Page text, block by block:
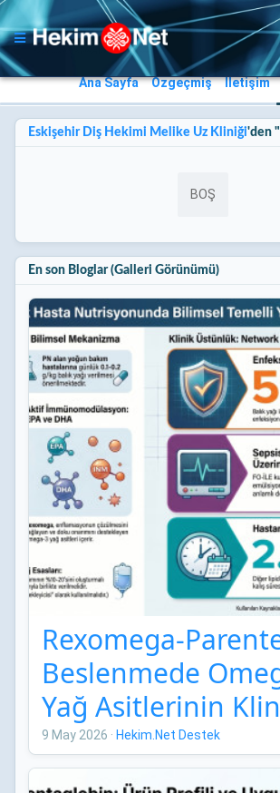
Ana Sayfa Özgeçmiş İletişim
Eskişehir Diş Hekimi Melike Uz Kliniği'den
BOŞ
En son Bloglar (Galleri Görünümü)
Rexomega-
Beslenmede
Yağ Asitlerinin
Etkileri: Network
Analizi
9 May 2026 · Hekim.Net Destek